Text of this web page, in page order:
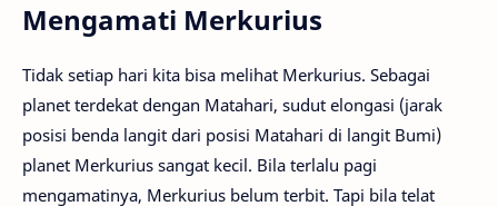
Mengamati Merkurius
Tidak setiap hari kita bisa melihat Merkurius. Sebagai
planet terdekat dengan Matahari, sudut elongasi (jarak
posisi benda langit dari posisi Matahari di langit Bumi)
planet Merkurius sangat kecil. Bila terlalu pagi
mengamatinya, Merkurius belum terbit. Tapi bila telat